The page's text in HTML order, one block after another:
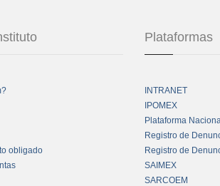
obligado
Plataformas
INTRANET
IPOMEX
Plataforma
Registro de
Registro de
SAIMEX
SARCOEM